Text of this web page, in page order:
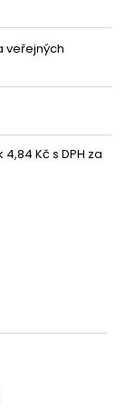
veřejných
Kč s DPH za